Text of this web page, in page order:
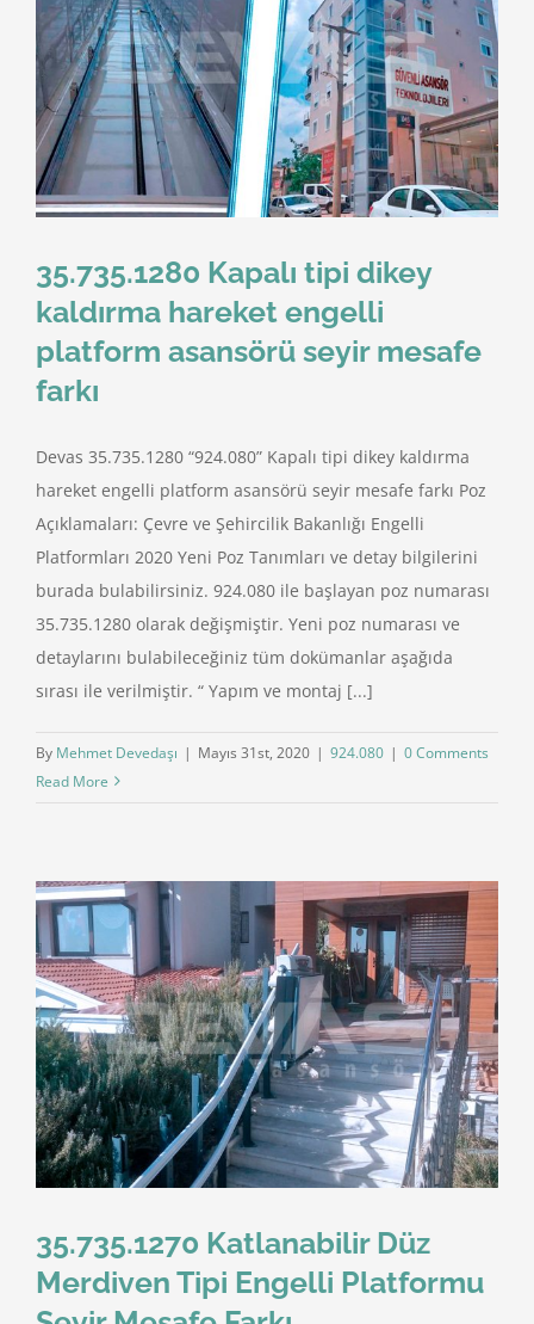
35.735.1280 Kapalı tipi dikey
kaldırma hareket engelli
platform asansörü seyir mesafe
farkı
Devas 35.735.1280 “924.080” Kapalı tipi dikey kaldırma
hareket engelli platform asansörü seyir mesafe farkı Poz
Açıklamaları: Çevre ve Şehircilik Bakanlığı Engelli
Platformları 2020 Yeni Poz Tanımları ve detay bilgilerini
burada bulabilirsiniz. 924.080 ile başlayan poz numarası
35.735.1280 olarak değişmiştir. Yeni poz numarası ve
detaylarını bulabileceğiniz tüm dokümanlar aşağıda
sırası ile verilmiştir. “ Yapım ve montaj [...]
By Mehmet Devedaşı | Mayıs 31st, 2020 | 924.080 | 0 Comments
Read More
35.735.1270 Katlanabilir Düz
Merdiven Tipi Engelli Platformu